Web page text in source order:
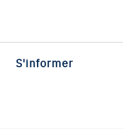
S'informer